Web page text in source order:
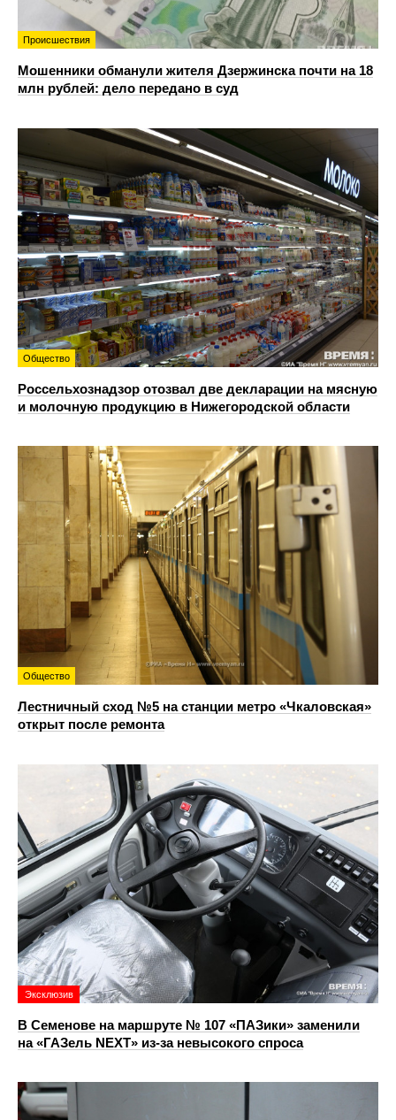
Происшествия
Мошенники обманули жителя Дзержинска почти на 18
млн рублей: дело передано в суд
Общество
Россельхознадзор отозвал две декларации на мясную
и молочную продукцию в Нижегородской области
Общество
Лестничный сход №5 на станции метро «Чкаловская»
открыт после ремонта
Эксклюзив
В Семенове на маршруте № 107 «ПАЗики» заменили
на «ГАЗель NEXT» из‑за невысокого спроса